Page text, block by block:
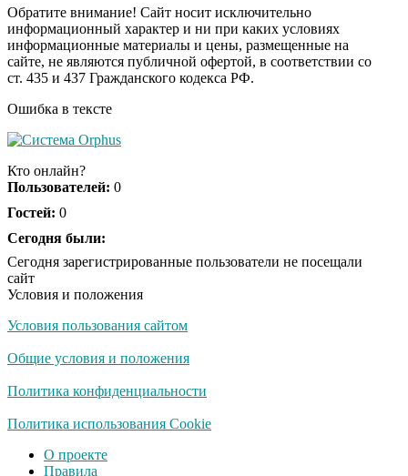
i
Королева вагона
отожгла! Видео не
оставит равнодушным
Обратите внимание! Сайт носит исключительно
информационный характер и ни при каких условиях
информационные материалы и цены, размещенные на
сайте, не являются публичной офертой, в соответствии со
ст. 435 и 437 Гражданского кодекса РФ.
Ошибка в тексте
Кто онлайн?
Пользователей: 0
Гостей: 0
Сегодня были:
Сегодня зарегистрированные пользователи не посещали
сайт
Условия и положения
Условия пользования сайтом
Общие условия и положения
Политика конфиденциальности
Политика использования Cookie
О проекте
Правила